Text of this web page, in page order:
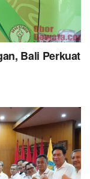
Bali Perkuat